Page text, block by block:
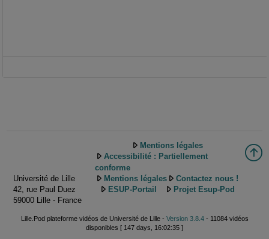
Université de Lille
42, rue Paul Duez
59000 Lille - France
Mentions légales
Accessibilité : Partiellement
conforme
Mentions légales
Contactez nous !
ESUP-Portail
Projet Esup-Pod
Lille.Pod plateforme vidéos de Université de Lille - Version 3.8.4- 11084 vidéos
disponibles [ 147 days, 16:02:35 ]